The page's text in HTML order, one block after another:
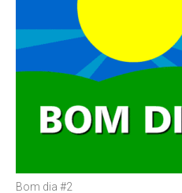
Bom dia #2